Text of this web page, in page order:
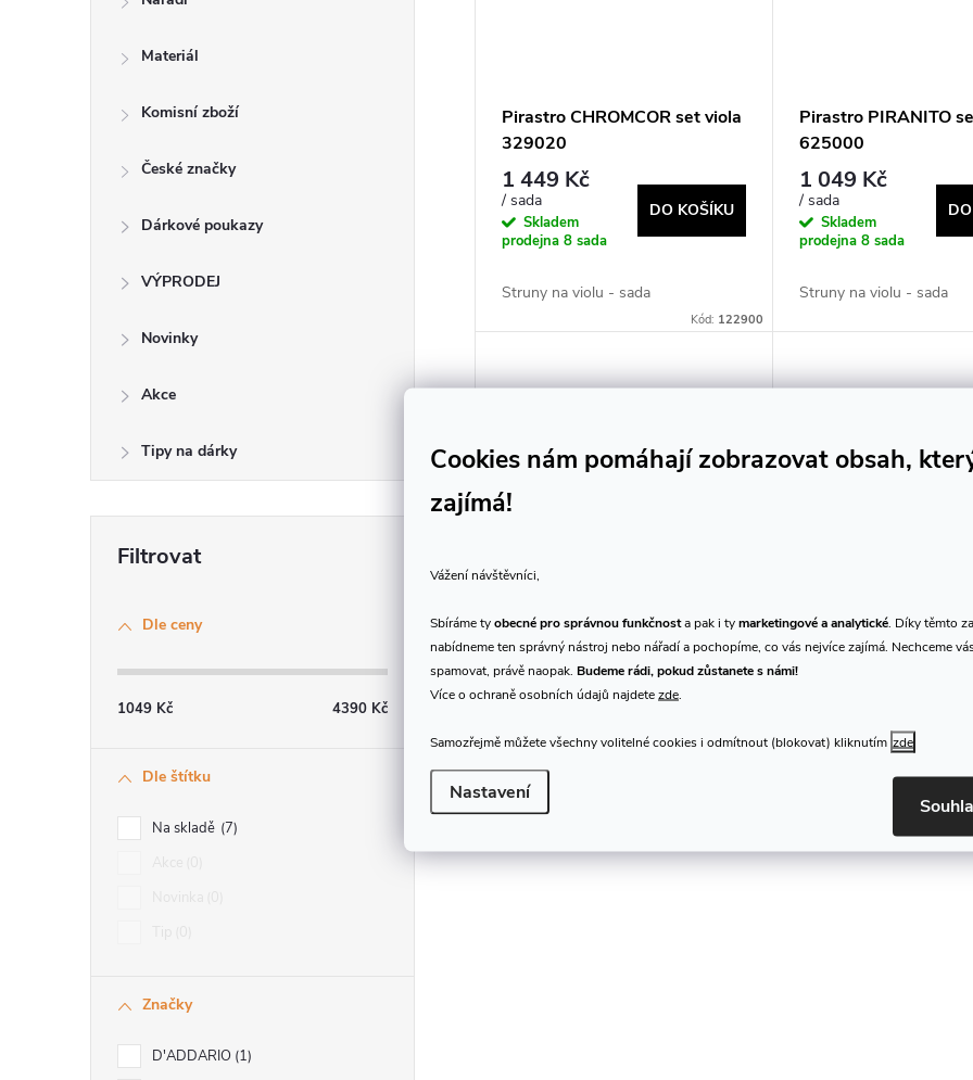
Cookies nám pomáhají zobrazovat obsah,
zajímá!
Vážení návštěvníci,
Sbíráme tyobecné pro správnou funkčnosta pak i tymarketingové a analytické . Díky těmto
nabídneme ten správný nástroj nebo nářadí a pochopíme, co vás nejvíce zajímá. Nechceme
spamovat, právě naopak. Budeme rádi, pokud zůstanete s námi!
Více o ochraně osobních údajů najdetezde
Samozřejmě můžete všechny volitelné cookies i odmítnout (blokovat) kliknutím zde
Nastavení
Materiál
Komisní zboží
České značky
Dárkové poukazy
VÝPRODEJ
Novinky
Akce
Tipy na dárky
Dle ceny
1049 Kč 4390 Kč
Dle štítku
Na skladě 7
Značky
D'ADDARIO 1
Pirastro CHROMCOR set viola
329020
1 449 Kč
/ sada
Skladem
prodejna 8 sada
DO KOŠÍKU
Struny na violu - sada
Kód: 122900
Pirastro PIRANITO
625000
1 049 Kč
/ sada
Skladem
prodejna8 sada
Struny na violu - sada
Thomastik SPIROCORE set
viola S23
1 949 Kč
/ sada
prodejna
Struny na violu - sada
Thomastik
set viola 23
prodejna2 sada